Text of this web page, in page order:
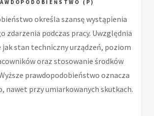
(P)
określa szansę wystąpienia
zdarzenia podczas pracy. Uwzględnia
stan techniczny urządzeń, poziom
oraz stosowanie środków
prawdopodobieństwo oznacza
nawet przy umiarkowanych skutkach.